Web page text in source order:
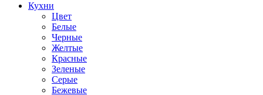
Кухни
Цвет
Белые
Черные
Желтые
Красные
Зеленые
Серые
Бежевые